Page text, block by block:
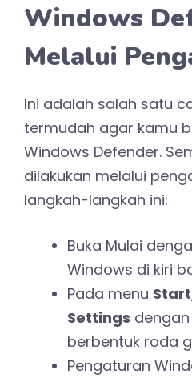
Windows
Melalui
Ini adalah salah satu
termudah agar kamu
Windows Defender.
dilakukan melalui
langkah-langkah ini:
Buka Mulai
Windows di kiri
Pada menu Start
Settings
berbentuk roda
Pengaturan